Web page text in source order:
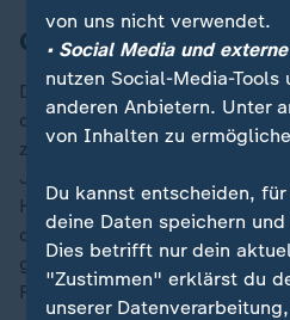
Guirassy bringt
Die Partie war nun eine ganz
dominierte die Hausherren,
zu Aktionen kam. Nach knapp
Julian Brandt erneut per
Halbfeld den Kopf von
diesmal. Der köpfte auf Höhe
gegen die Laufrichtung von
Führung (60.).
von uns nicht verwendet.
• Social Media und
nutzen Social-Media-Tools
anderen Anbietern. Unter
von Inhalten zu
Du kannst entscheiden,
deine Daten speichern
Dies betrifft nur dein
"Zustimmen" erklärst du
unserer